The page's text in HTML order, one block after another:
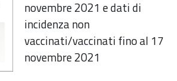
novembre 2021 e dati di
incidenza non
vaccinati/vaccinati fino al 17
novembre 2021